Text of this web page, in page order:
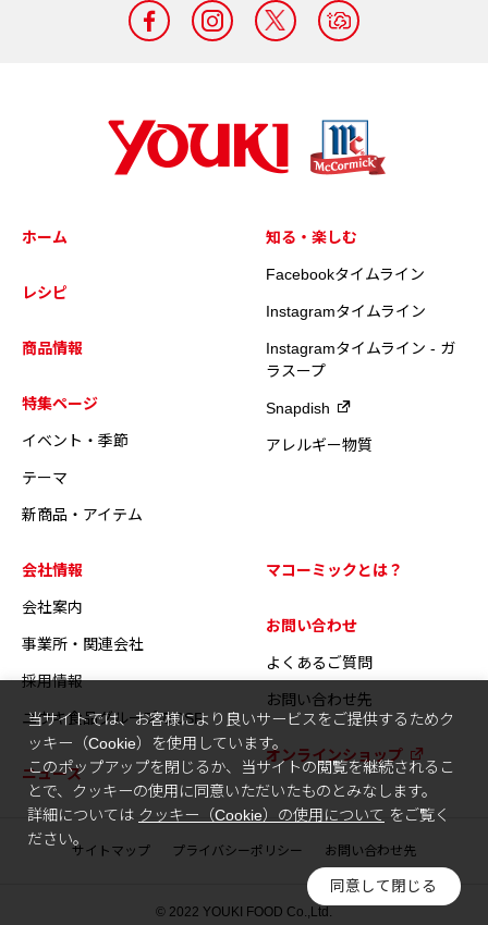
ホーム
レシピ
商品情報
特集ページ
イベント・季節
テーマ
新商品・アイテム
知る・楽しむ
Facebookタイムライン
Instagramタイムライン
Instagramタイムライン - ガ
ラスープ
Snapdish
アレルギー物質
会社情報
会社案内
事業所・関連会社
採用情報
ユウキ食品グループのCSR
ニュース
マコーミックとは？
お問い合わせ
よくあるご質問
お問い合わせ先
オンラインショップ
サイトマップ プライバシーポリシー お問い合わせ先
© 2022 YOUKI FOOD Co.,Ltd.
当サイトでは、お客様により良いサービスをご提供するためク
ッキー（Cookie）を使用しています。
このポップアップを閉じるか、当サイトの閲覧を継続されるこ
とで、クッキーの使用に同意いただいたものとみなします。
詳細については クッキー（Cookie）の使用について をご覧く
ださい。
同意して閉じる